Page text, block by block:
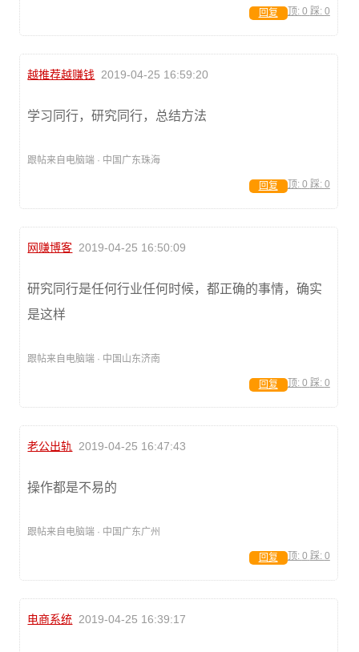
顶: 0 踩: 0
回复
越推荐越赚钱 2019-04-25 16:59:20
学习同行，研究同行，总结方法
跟帖来自电脑端 · 中国广东珠海
顶: 0 踩: 0
回复
网赚博客 2019-04-25 16:50:09
研究同行是任何行业任何时候，都正确的事情，确实
是这样
跟帖来自电脑端 · 中国山东济南
顶: 0 踩: 0
回复
老公出轨 2019-04-25 16:47:43
操作都是不易的
跟帖来自电脑端 · 中国广东广州
顶: 0 踩: 0
回复
电商系统 2019-04-25 16:39:17